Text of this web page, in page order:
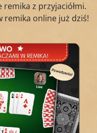
z przyjaciółmi.
remika online już dziś!